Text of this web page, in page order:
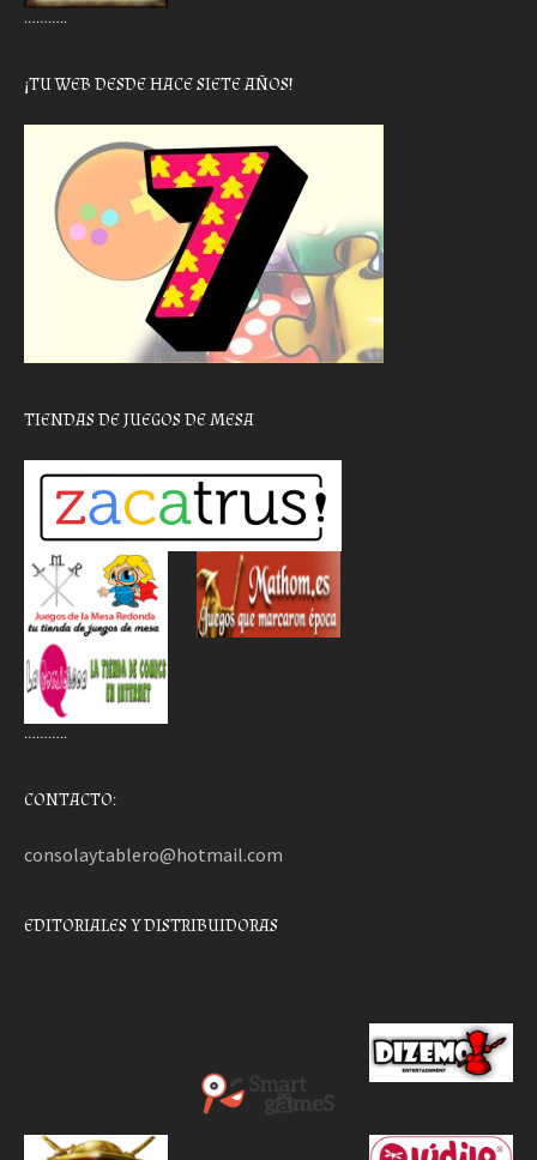
………..
¡TU WEB DESDE HACE SIETE AÑOS!
TIENDAS DE JUEGOS DE MESA
………..
CONTACTO:
consolaytablero@hotmail.com
EDITORIALES Y DISTRIBUIDORAS